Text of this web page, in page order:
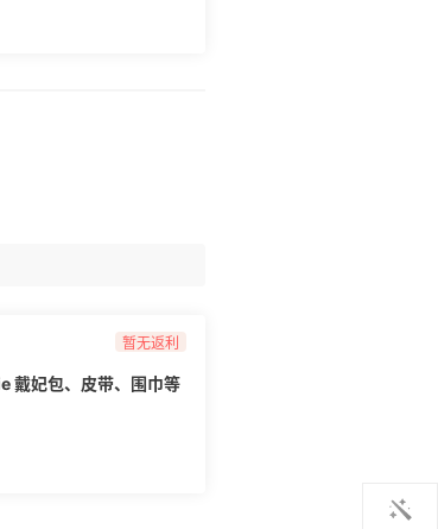
374200/)
暂无返利
戴妃包、皮带、围巾等